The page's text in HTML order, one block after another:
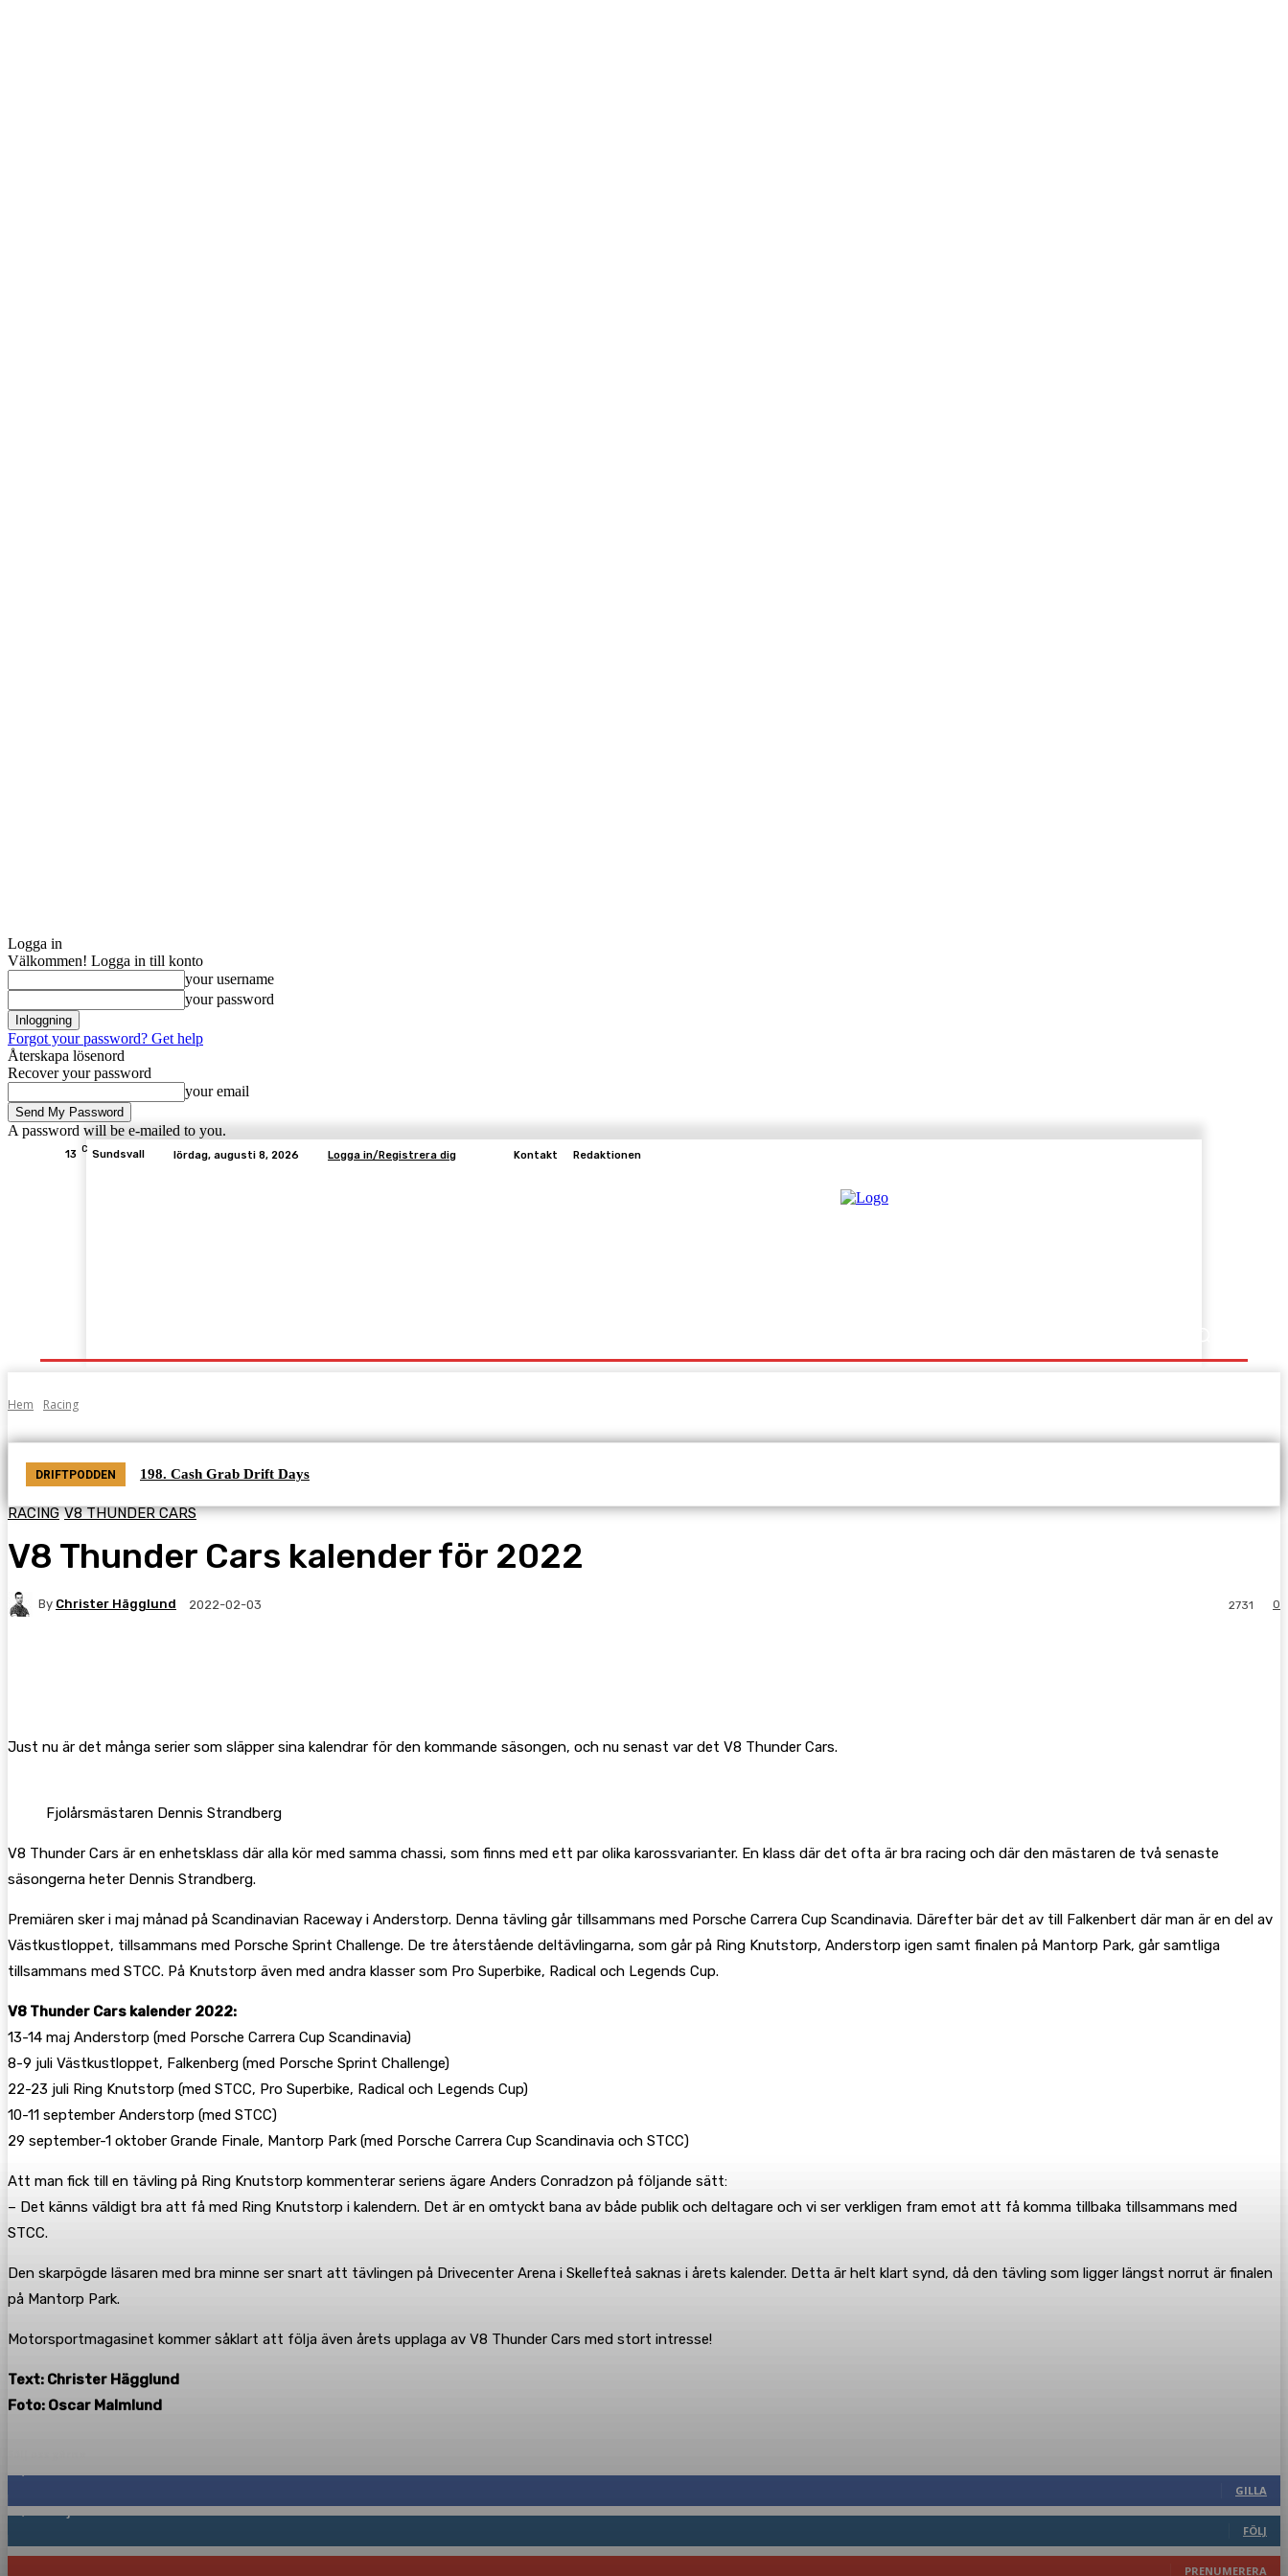
Logga in
Välkommen! Logga in till konto
your username
your password
Forgot your password? Get help
Återskapa lösenord
Recover your password
your email
A password will be e-mailed to you.
13 C Sundsvall lördag, augusti 8, 2026 Logga in/Registrera dig Kontakt Redaktionen
Hem Racing
DRIFTPODDEN 198. Cash Grab Drift Days
RACING V8 THUNDER CARS
V8 Thunder Cars kalender för 2022
By Christer Hägglund 2022-02-03 0
2731
Just nu är det många serier som släpper sina kalendrar för den kommande säsongen, och nu senast var det V8 Thunder Cars.
Fjolårsmästaren Dennis Strandberg
V8 Thunder Cars är en enhetsklass där alla kör med samma chassi, som finns med ett par olika karossvarianter. En klass där det ofta är bra racing och där den mästaren de två senaste
säsongerna heter Dennis Strandberg.
Premiären sker i maj månad på Scandinavian Raceway i Anderstorp. Denna tävling går tillsammans med Porsche Carrera Cup Scandinavia. Därefter bär det av till Falkenbert där man är en del av
Västkustloppet, tillsammans med Porsche Sprint Challenge. De tre återstående deltävlingarna, som går på Ring Knutstorp, Anderstorp igen samt finalen på Mantorp Park, går samtliga
tillsammans med STCC. På Knutstorp även med andra klasser som Pro Superbike, Radical och Legends Cup.
V8 Thunder Cars kalender 2022:
13-14 maj Anderstorp (med Porsche Carrera Cup Scandinavia)
8-9 juli Västkustloppet, Falkenberg (med Porsche Sprint Challenge)
22-23 juli Ring Knutstorp (med STCC, Pro Superbike, Radical och Legends Cup)
10-11 september Anderstorp (med STCC)
29 september-1 oktober Grande Finale, Mantorp Park (med Porsche Carrera Cup Scandinavia och STCC)
Att man fick till en tävling på Ring Knutstorp kommenterar seriens ägare Anders Conradzon på följande sätt:
– Det känns väldigt bra att få med Ring Knutstorp i kalendern. Det är en omtyckt bana av både publik och deltagare och vi ser verkligen fram emot att få komma tillbaka tillsammans med
STCC.
Den skarpögde läsaren med bra minne ser snart att tävlingen på Drivecenter Arena i Skellefteå saknas i årets kalender. Detta är helt klart synd, då den tävling som ligger längst norrut är finalen
på Mantorp Park.
Motorsportmagasinet kommer såklart att följa även årets upplaga av V8 Thunder Cars med stort intresse!
Text: Christer Hägglund
Foto: Oscar Malmlund
GILLA
FÖLJ
PRENUMERERA